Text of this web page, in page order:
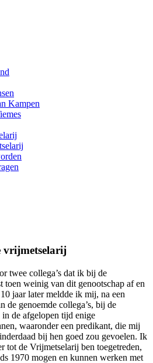
Kampen
vrijmetselarij
twee collega’s dat ik bij de
weinig van dit genootschap af en
jaar later meldde ik mij, na een
de genoemde collega’s, bij de
de afgelopen tijd enige
waaronder een predikant, die mij
bij hen goed zou gevoelen. Ik
tot de Vrijmetselarij ben toegetreden,
1970 mogen en kunnen werken met